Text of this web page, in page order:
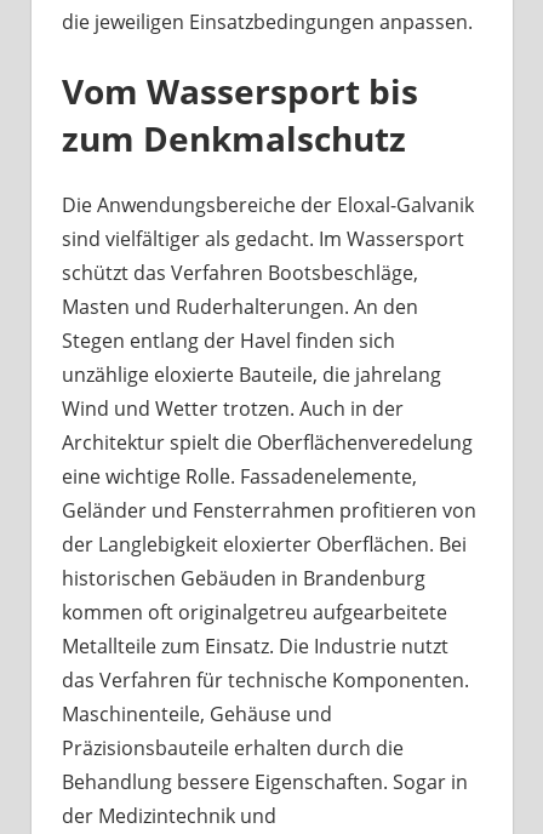
die jeweiligen Einsatzbedingungen anpassen.
Vom Wassersport bis
zum Denkmalschutz
Die Anwendungsbereiche der Eloxal-Galvanik
sind vielfältiger als gedacht. Im Wassersport
schützt das Verfahren Bootsbeschläge,
Masten und Ruderhalterungen. An den
Stegen entlang der Havel finden sich
unzählige eloxierte Bauteile, die jahrelang
Wind und Wetter trotzen. Auch in der
Architektur spielt die Oberflächenveredelung
eine wichtige Rolle. Fassadenelemente,
Geländer und Fensterrahmen profitieren von
der Langlebigkeit eloxierter Oberflächen. Bei
historischen Gebäuden in Brandenburg
kommen oft originalgetreu aufgearbeitete
Metallteile zum Einsatz. Die Industrie nutzt
das Verfahren für technische Komponenten.
Maschinenteile, Gehäuse und
Präzisionsbauteile erhalten durch die
Behandlung bessere Eigenschaften. Sogar in
der Medizintechnik und